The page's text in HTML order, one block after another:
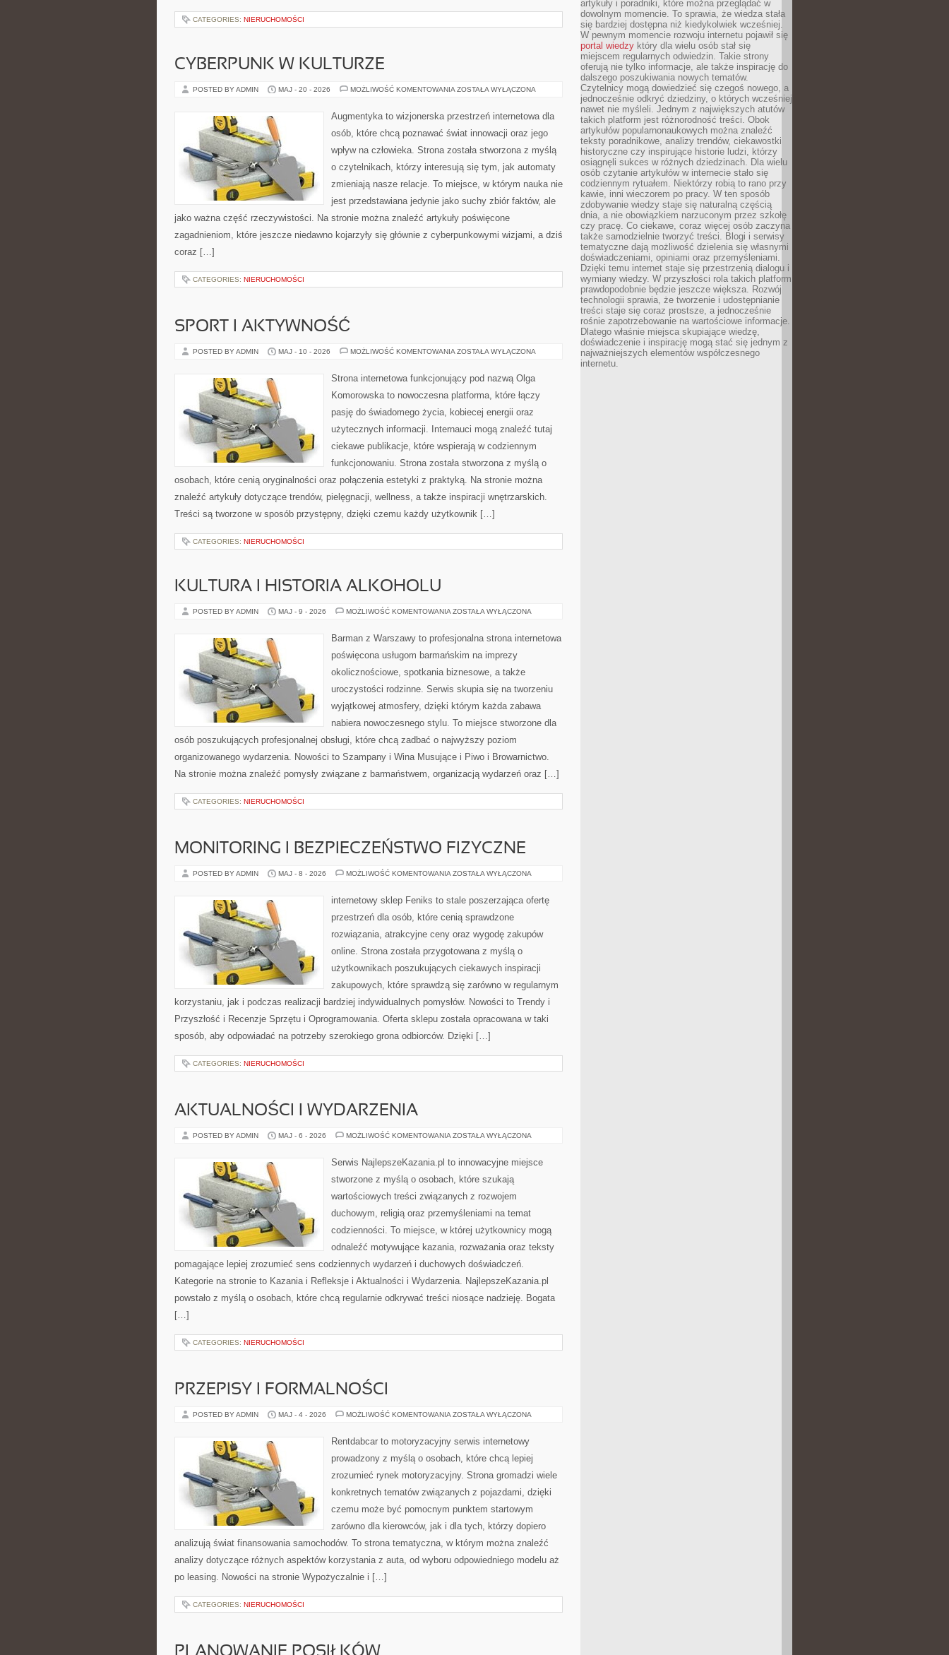
CATEGORIES: NIERUCHOMOŚCI
CYBERPUNK W KULTURZE
POSTED BY ADMIN MAJ - 20 - 2026 MOŻLIWOŚĆ KOMENTOWANIA CYBERPUNK
ZOSTAŁA WYŁĄCZONA
Augmentyka to wizjonerska przestrzeń internetowa dla
osób, które chcą poznawać świat innowacji oraz jego
wpływ na człowieka. Strona została stworzona z myślą
o czytelnikach, którzy interesują się tym, jak automaty
zmieniają nasze relacje. To miejsce, w którym nauka nie
jest przedstawiana jedynie jako suchy zbiór faktów, ale
jako ważna część rzeczywistości. Na stronie można znaleźć artykuły poświęcone
zagadnieniom, które jeszcze niedawno kojarzyły się głównie z cyberpunkowymi wizjami, a dziś
coraz […]
CATEGORIES: NIERUCHOMOŚCI
SPORT I AKTYWNOŚĆ
POSTED BY ADMIN MAJ - 10 - 2026 MOŻLIWOŚĆ KOMENTOWANIA SPORT
ZOSTAŁA WYŁĄCZONA
Strona internetowa funkcjonujący pod nazwą Olga
Komorowska to nowoczesna platforma, które łączy
pasję do świadomego życia, kobiecej energii oraz
użytecznych informacji. Internauci mogą znaleźć tutaj
ciekawe publikacje, które wspierają w codziennym
funkcjonowaniu. Strona została stworzona z myślą o
osobach, które cenią oryginalności oraz połączenia estetyki z praktyką. Na stronie można
znaleźć artykuły dotyczące trendów, pielęgnacji, wellness, a także inspiracji wnętrzarskich.
Treści są tworzone w sposób przystępny, dzięki czemu każdy użytkownik […]
CATEGORIES: NIERUCHOMOŚCI
KULTURA I HISTORIA ALKOHOLU
POSTED BY ADMIN MAJ - 9 - 2026 MOŻLIWOŚĆ KOMENTOWANIA KULTURA
ALKOHOLU
ZOSTAŁA WYŁĄCZONA
Barman z Warszawy to profesjonalna strona internetowa
poświęcona usługom barmańskim na imprezy
okolicznościowe, spotkania biznesowe, a także
uroczystości rodzinne. Serwis skupia się na tworzeniu
wyjątkowej atmosfery, dzięki którym każda zabawa
nabiera nowoczesnego stylu. To miejsce stworzone dla
osób poszukujących profesjonalnej obsługi, które chcą zadbać o najwyższy poziom
organizowanego wydarzenia. Nowości to Szampany i Wina Musujące i Piwo i Browarnictwo.
Na stronie można znaleźć pomysły związane z barmaństwem, organizacją wydarzeń oraz […]
CATEGORIES: NIERUCHOMOŚCI
MONITORING I BEZPIECZEŃSTWO FIZYCZNE
POSTED BY ADMIN MAJ - 8 - 2026 MOŻLIWOŚĆ KOMENTOWANIA MONITORING
FIZYCZNE
ZOSTAŁA WYŁĄCZONA
internetowy sklep Feniks to stale poszerzająca ofertę
przestrzeń dla osób, które cenią sprawdzone
rozwiązania, atrakcyjne ceny oraz wygodę zakupów
online. Strona została przygotowana z myślą o
użytkownikach poszukujących ciekawych inspiracji
zakupowych, które sprawdzą się zarówno w regularnym
korzystaniu, jak i podczas realizacji bardziej indywidualnych pomysłów. Nowości to Trendy i
Przyszłość i Recenzje Sprzętu i Oprogramowania. Oferta sklepu została opracowana w taki
sposób, aby odpowiadać na potrzeby szerokiego grona odbiorców. Dzięki […]
CATEGORIES: NIERUCHOMOŚCI
AKTUALNOŚCI I WYDARZENIA
POSTED BY ADMIN MAJ - 6 - 2026 MOŻLIWOŚĆ KOMENTOWANIA AKTUALNOŚCI
ZOSTAŁA WYŁĄCZONA
Serwis NajlepszeKazania.pl to innowacyjne miejsce
stworzone z myślą o osobach, które szukają
wartościowych treści związanych z rozwojem
duchowym, religią oraz przemyśleniami na temat
codzienności. To miejsce, w której użytkownicy mogą
odnaleźć motywujące kazania, rozważania oraz teksty
pomagające lepiej zrozumieć sens codziennych wydarzeń i duchowych doświadczeń.
Kategorie na stronie to Kazania i Refleksje i Aktualności i Wydarzenia. NajlepszeKazania.pl
powstało z myślą o osobach, które chcą regularnie odkrywać treści niosące nadzieję. Bogata
[…]
CATEGORIES: NIERUCHOMOŚCI
PRZEPISY I FORMALNOŚCI
POSTED BY ADMIN MAJ - 4 - 2026 MOŻLIWOŚĆ KOMENTOWANIA PRZEPISY
ZOSTAŁA WYŁĄCZONA
Rentdabcar to motoryzacyjny serwis internetowy
prowadzony z myślą o osobach, które chcą lepiej
zrozumieć rynek motoryzacyjny. Strona gromadzi wiele
konkretnych tematów związanych z pojazdami, dzięki
czemu może być pomocnym punktem startowym
zarówno dla kierowców, jak i dla tych, którzy dopiero
analizują świat finansowania samochodów. To strona tematyczna, w którym można znaleźć
analizy dotyczące różnych aspektów korzystania z auta, od wyboru odpowiedniego modelu aż
po leasing. Nowości na stronie Wypożyczalnie i […]
CATEGORIES: NIERUCHOMOŚCI
artykuły i poradniki, które można przeglądać w
dowolnym momencie. To sprawia, że wiedza stała
się bardziej dostępna niż kiedykolwiek wcześniej.
W pewnym momencie rozwoju internetu pojawił się
portal wiedzy który dla wielu osób stał się
miejscem regularnych odwiedzin. Takie strony
oferują nie tylko informacje, ale także inspirację do
dalszego poszukiwania nowych tematów.
Czytelnicy mogą dowiedzieć się czegoś nowego, a
jednocześnie odkryć dziedziny, o których wcześniej
nawet nie myśleli. Jednym z największych atutów
takich platform jest różnorodność treści. Obok
artykułów popularnonaukowych można znaleźć
teksty poradnikowe, analizy trendów, ciekawostki
historyczne czy inspirujące historie ludzi, którzy
osiągnęli sukces w różnych dziedzinach. Dla wielu
osób czytanie artykułów w internecie stało się
codziennym rytuałem. Niektórzy robią to rano przy
kawie, inni wieczorem po pracy. W ten sposób
zdobywanie wiedzy staje się naturalną częścią
dnia, a nie obowiązkiem narzuconym przez szkołę
czy pracę. Co ciekawe, coraz więcej osób zaczyna
także samodzielnie tworzyć treści. Blogi i serwisy
tematyczne dają możliwość dzielenia się własnymi
doświadczeniami, opiniami oraz przemyśleniami.
Dzięki temu internet staje się przestrzenią dialogu i
wymiany wiedzy. W przyszłości rola takich platform
prawdopodobnie będzie jeszcze większa. Rozwój
technologii sprawia, że tworzenie i udostępnianie
treści staje się coraz prostsze, a jednocześnie
rośnie zapotrzebowanie na wartościowe informacje.
Dlatego właśnie miejsca skupiające wiedzę,
doświadczenie i inspirację mogą stać się jednym z
najważniejszych elementów współczesnego
internetu.